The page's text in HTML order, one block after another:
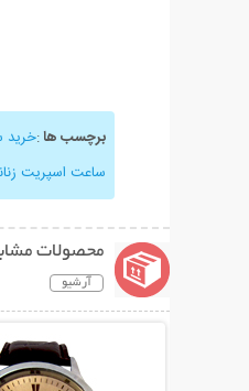
برچسب ها:خرید
ساعت اسپریت
محصولات
آرشیو